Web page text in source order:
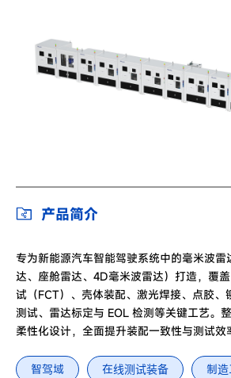
产品简介
专为新能源汽车智能驾驶系统中的毫米波雷
达、座舱雷达、4D毫米波雷达）打造，覆
试（FCT）、壳体装配、激光焊接、点胶、
测试、雷达标定与 EOL 检测等关键工艺。
柔性化设计，全面提升装配一致性与测试效
智驾域 在线测试装备 制